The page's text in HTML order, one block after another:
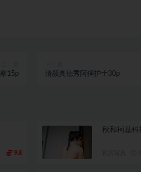
15p 清颜真德秀阿狸护士30p
9.8
秋和柯基